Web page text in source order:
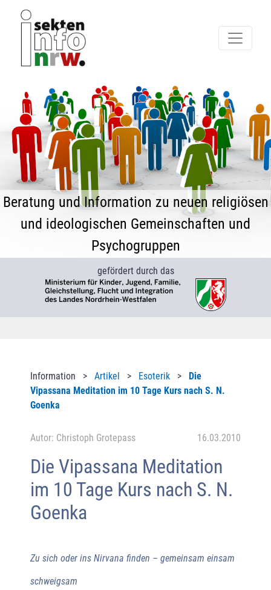
Beratung und Information zu neuen religiösen
und ideologischen Gemeinschaften und
Psychogruppen
gefördert durch das
Information > Artikel > Esoterik > Die
Vipassana Meditation im 10 Tage Kurs nach S. N.
Goenka
Autor: Christoph Grotepass 16.03.2010
Die Vipassana Meditation
im 10 Tage Kurs nach S. N.
Goenka
Zu sich oder ins Nirvana finden – gemeinsam einsam
schweigsam